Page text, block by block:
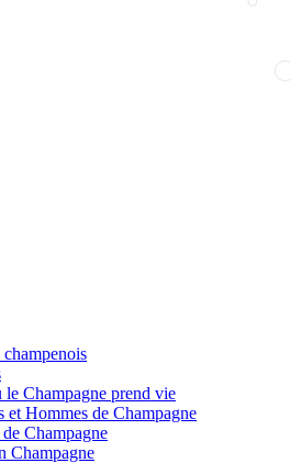
Champagne prend vie
et Hommes de Champagne
Champagne
Champagne